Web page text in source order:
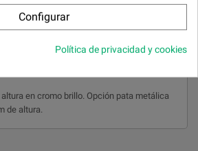
en cromo brillo. Opción pata metálica
de altura.
Configurar
Política de privacidad y cookies